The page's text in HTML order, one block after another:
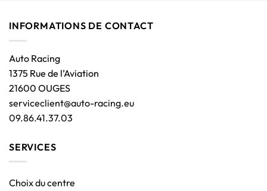
INFORMATIONS DE CONTACT
Auto Racing
1375 Rue de l’Aviation
21600 OUGES
serviceclient@auto-racing.eu
09.86.41.37.03
SERVICES
Choix du centre